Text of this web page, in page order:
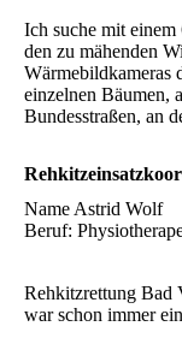
Ich suche mit
den zu mähenden
Wärmebildkameras
einzelnen Bäumen,
Bundesstraßen, an
Name Astrid Wolf
Beruf:
Rehkitzrettung Bad
war schon immer